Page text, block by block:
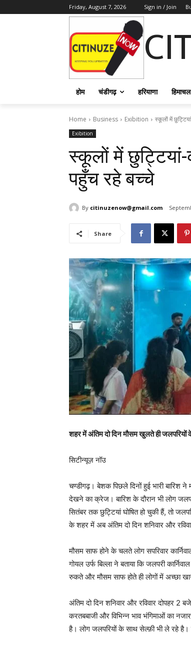
Friday, August 7, 2026 Sign in / Join
होम चंडीगढ़ हरियाणा हिमाचल
Home Business Exibition स्कूलों में
Exibition
स्कूलों में छुट्टियां-
पहुँच रहे बच्चे
By citinuzenow@gmail.com
Share
शहर में अंतिम दो दिन मौसम खुलते ही जलपरियों
सिटीन्यूज़ नॉउ
चण्डीगढ़। बेशक पिछले दिनों हुई भारी बारिश
देखने का क्रेज। बारिश के दौरान भी लोग
सितंबर तक छुट्टियां घोषित हो चुकी हैं, तो
के शहर में अब अंतिम दो दिन शनिवार और
मौसम साफ होने के चलते लोग सपरिवार
गोयल उर्फ बिल्ला ने बताया कि जलपरी
रुकते और मौसम साफ होते ही लोगों में अच्छा
अंतिम दो दिन शनिवार और रविवार दोपहर
करतबबाजी और विभिन्न भाव भंगिमाओं का
है। लोग जलपरियों के साथ सेल्फ़ी भी ले रहे है।